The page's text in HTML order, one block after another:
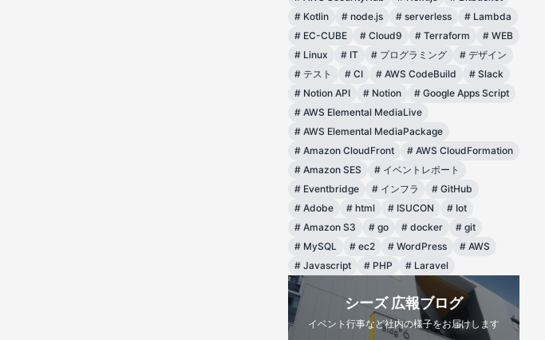
# Kotlin # node.js # serverless # Lambda
# EC-CUBE # Cloud9 # Terraform # WEB
# Linux # IT # プログラミング # デザイン
# テスト # CI # AWS CodeBuild # Slack
# Notion API # Notion # Google Apps Script
# AWS Elemental MediaLive
# AWS Elemental MediaPackage
# Amazon CloudFront # AWS CloudFormation
# Amazon SES # イベントレポート
# Eventbridge # インフラ # GitHub
# Adobe # html # ISUCON # Iot
# Amazon S3 # go # docker # git
# MySQL # ec2 # WordPress # AWS
# Javascript # PHP # Laravel
シーズ 広報ブログ
イベント行事など社内の様子をお届けします